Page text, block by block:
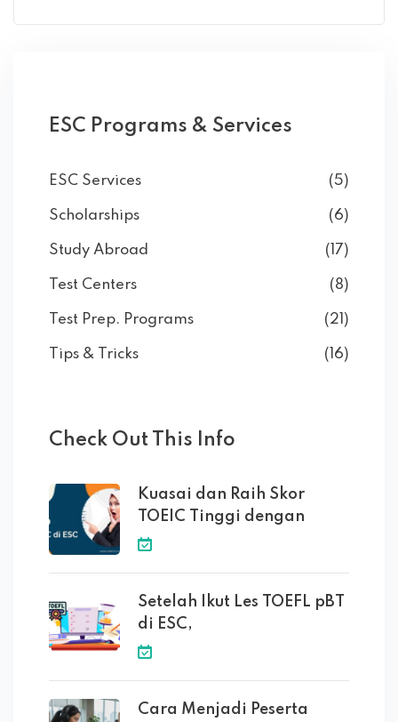
ESC Programs & Services
ESC Services (5)
Scholarships (6)
Study Abroad (17)
Test Centers (8)
Test Prep. Programs (21)
Tips & Tricks (16)
Check Out This Info
Kuasai dan Raih Skor
TOEIC Tinggi dengan
Setelah Ikut Les TOEFL pBT
di ESC,
Cara Menjadi Peserta